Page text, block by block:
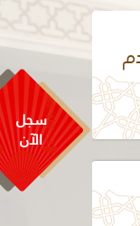
سجل
الآن